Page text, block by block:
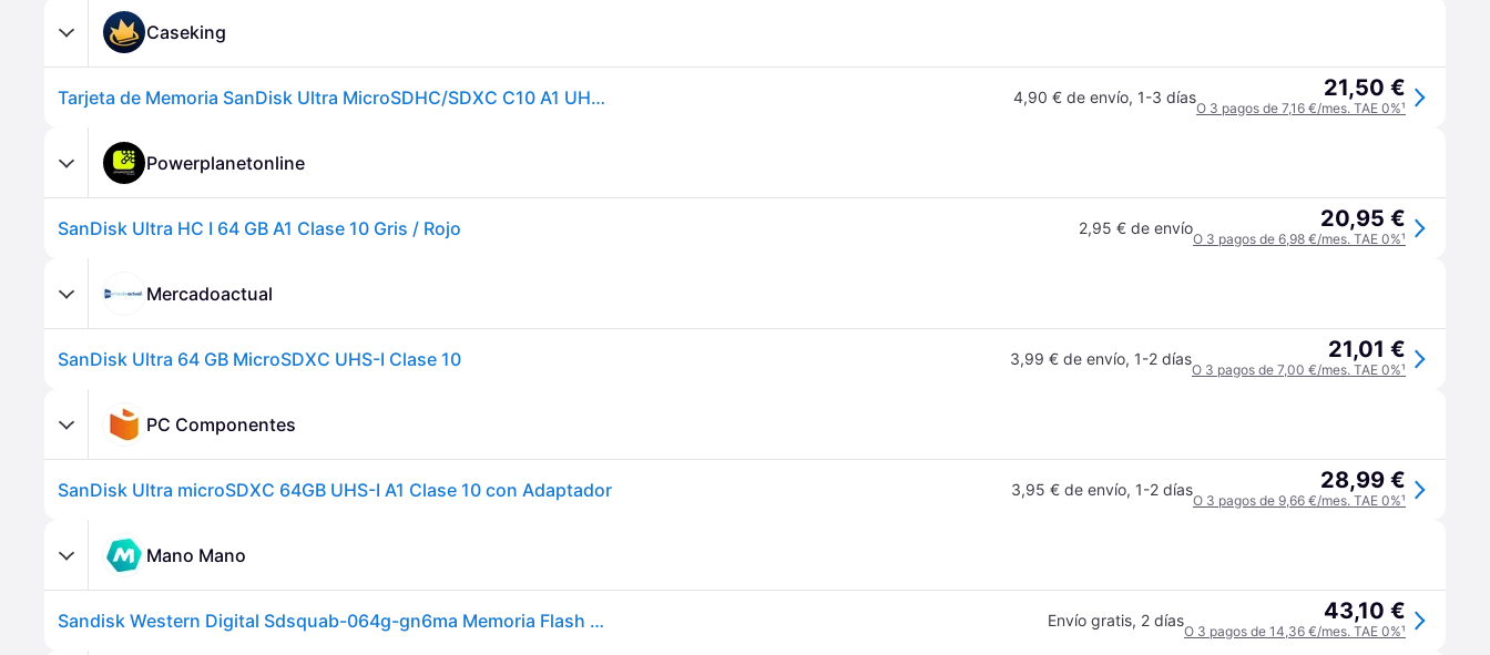
Caseking
Tarjeta de Memoria SanDisk Ultra MicroSDHC/SDXC C10 A1 UHS-I 64GB 4,90 € de envío, 1-3 días 21,50 €
O 3 pagos de 7,16 €/mes. TAE 0%¹
Powerplanetonline
SanDisk Ultra HC I 64 GB A1 Clase 10 Gris / Rojo 2,95 € de envío 20,95 €
O 3 pagos de 6,98 €/mes. TAE 0%¹
Mercadoactual
SanDisk Ultra 64 GB MicroSDXC UHS-I Clase 10 3,99 € de envío, 1-2 días 21,01 €
O 3 pagos de 7,00 €/mes. TAE 0%¹
PC Componentes
SanDisk Ultra microSDXC 64GB UHS-I A1 Clase 10 con Adaptador 3,95 € de envío, 1-2 días 28,99 €
O 3 pagos de 9,66 €/mes. TAE 0%¹
Mano Mano
Sandisk Western Digital Sdsquab-064g-gn6ma Memoria Flash 64 Gb Microsdxc Uhs-i Clase 10 Envío gratis, 2 días 43,10 €
O 3 pagos de 14,36 €/mes. TAE 0%¹